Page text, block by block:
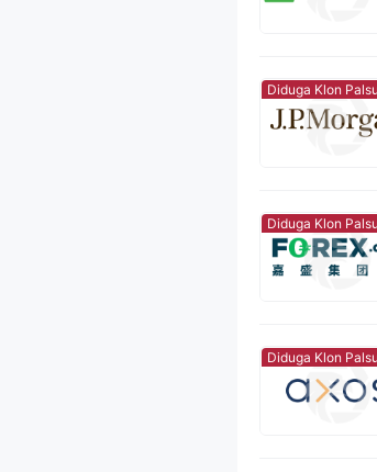
Diduga Klon Palsu
Diduga Klon Palsu
Diduga Klon Palsu